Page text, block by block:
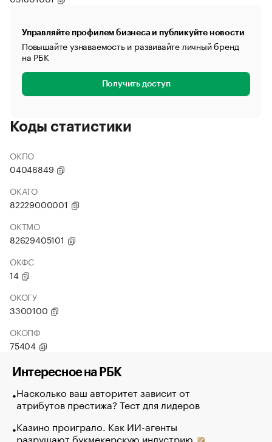
Управляйте профилем бизнеса и публикуйте новости
Повышайте узнаваемость и развивайте личный бренд
на РБК
Получить доступ
Коды статистики
ОКПО
04046849
ОКАТО
82229000001
ОКТМО
82629405101
ОКФС
14
ОКОГУ
3300100
ОКОПФ
75404
Интересное на РБК
Насколько ваш авторитет зависит от
атрибутов престижа? Тест для лидеров
Казино проиграло. Как ИИ-агенты
разрушают букмекерскую индустрию